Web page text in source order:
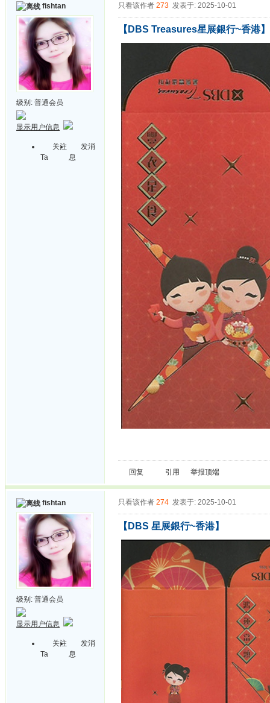
fishtan
级别: 普通会员
显示用户信息
关注
Ta
发消
息
只看该作者 273 发表于: 2025-10-01
【DBS Treasures星展銀行~香港】
回复 引用 举报顶端
fishtan
级别: 普通会员
显示用户信息
关注
Ta
发消
息
只看该作者 274 发表于: 2025-10-01
【DBS 星展銀行~香港】